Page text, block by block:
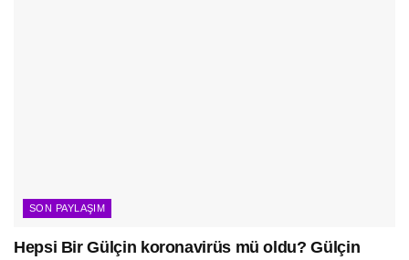
SON PAYLAŞIM
Hepsi Bir Gülçin koronavirüs mü oldu? Gülçin